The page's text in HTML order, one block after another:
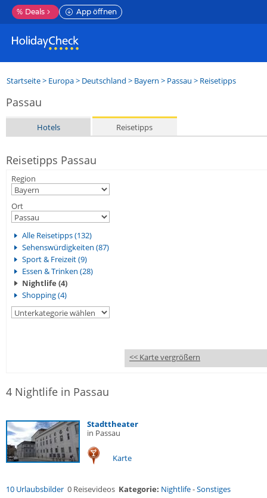
% Deals App öffnen
Startseite> Europa> Deutschland > Bayern > Passau > Reisetipps
Passau
Hotels Reisetipps
Reisetipps Passau
Region
Ort
Alle Reisetipps (132)
Sehenswürdigkeiten (87)
Sport & Freizeit (9)
Essen & Trinken (28)
Nightlife (4)
Shopping (4)
<< Karte vergrößern
4 Nightlife in Passau
Stadttheater
in Passau
Karte
10 Urlaubsbilder 0 Reisevideos Kategorie: Nightlife-Sonstiges